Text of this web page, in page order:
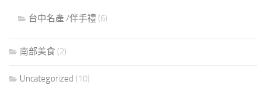
台中名產 /伴手禮 (6)
南部美食 (2)
Uncategorized (10)